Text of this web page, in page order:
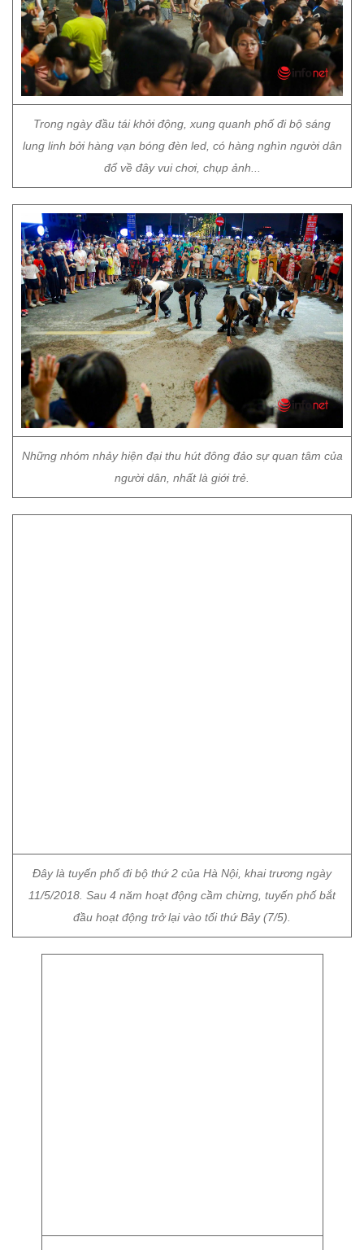
Trong ngày đầu tái khởi động, xung quanh phố đi bộ sáng
lung linh bởi hàng vạn bóng đèn led, có hàng nghìn người dân
đổ về đây vui chơi, chụp ảnh...
Những nhóm nhảy hiện đại thu hút đông đảo sự quan tâm của
người dân, nhất là giới trẻ.